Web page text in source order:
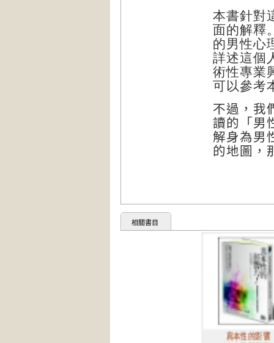
本書針對
面的解釋
的男性心
詳述這個
術性專業
可以參考
不過，我
讀的「男
解身為男
的地圖，
相關書目
真本性的影響